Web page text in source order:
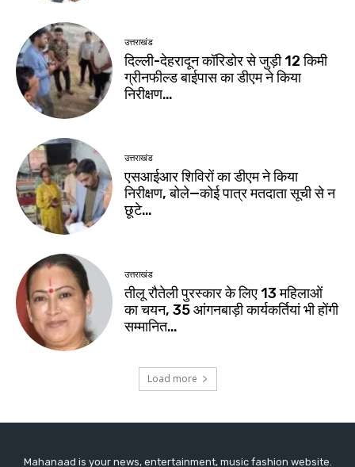
Mahanaad is your news, entertainment, music fashion website.